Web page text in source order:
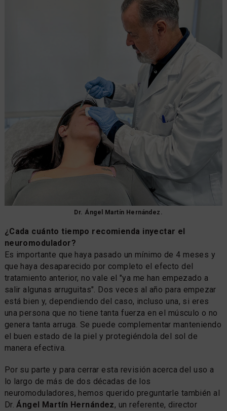
Dr. Ángel Martín Hernández.
¿Cada cuánto tiempo recomienda inyectar el
neuromodulador?
Es importante que haya pasado un mínimo de 4 meses y
que haya desaparecido por completo el efecto del
tratamiento anterior, no vale el "ya me han empezado a
salir algunas arruguitas". Dos veces al año para empezar
está bien y, dependiendo del caso, incluso una, si eres
una persona que no tiene tanta fuerza en el músculo o no
genera tanta arruga. Se puede complementar manteniendo
el buen estado de la piel y protegiéndola del sol de
manera efectiva.
Por su parte y para cerrar esta revisión acerca del uso a
lo largo de más de dos décadas de los
neuromoduladores, hemos querido preguntarle también al
Dr.Ángel Martín Hernández, un referente, director